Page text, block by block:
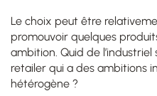
Le choix peut être
promouvoir quelques
ambition. Quid de
retailer qui a des ambitions
hétérogène ?